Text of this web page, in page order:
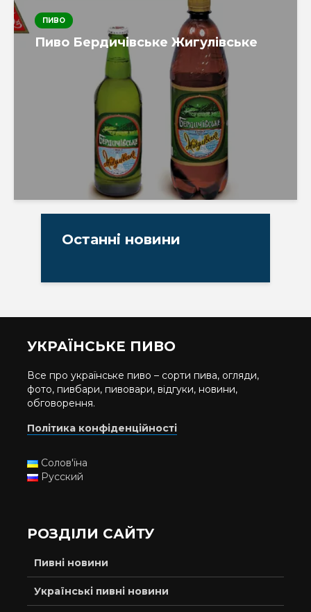
ПИВО
Пиво Бердичівське Жигулівське
Останні новини
УКРАЇНСЬКЕ ПИВО
Все про українське пиво – сорти пива, огляди,
фото, пивбари, пивовари, відгуки, новини,
обговорення.
Політика конфіденційності
Солов'їна
Русский
РОЗДІЛИ САЙТУ
Пивні новини
Українські пивні новини